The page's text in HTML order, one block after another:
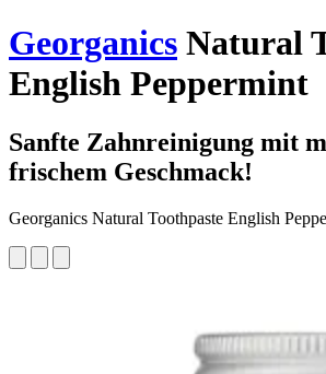
Georganics Natural
English Peppermint
Sanfte Zahnreinigung mit
frischem Geschmack!
Georganics Natural Toothpaste English